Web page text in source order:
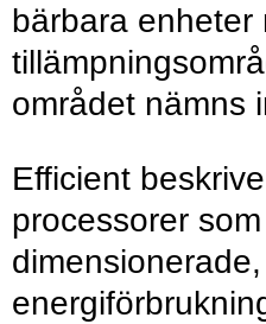
bärbara enheter
området nämns
Efficient
processorer